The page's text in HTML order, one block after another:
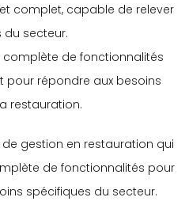
complet, capable de relever
du secteur.
de fonctionnalités
pour répondre aux besoins
restauration.
gestion en restauration qui
de fonctionnalités pour
spécifiques du secteur.